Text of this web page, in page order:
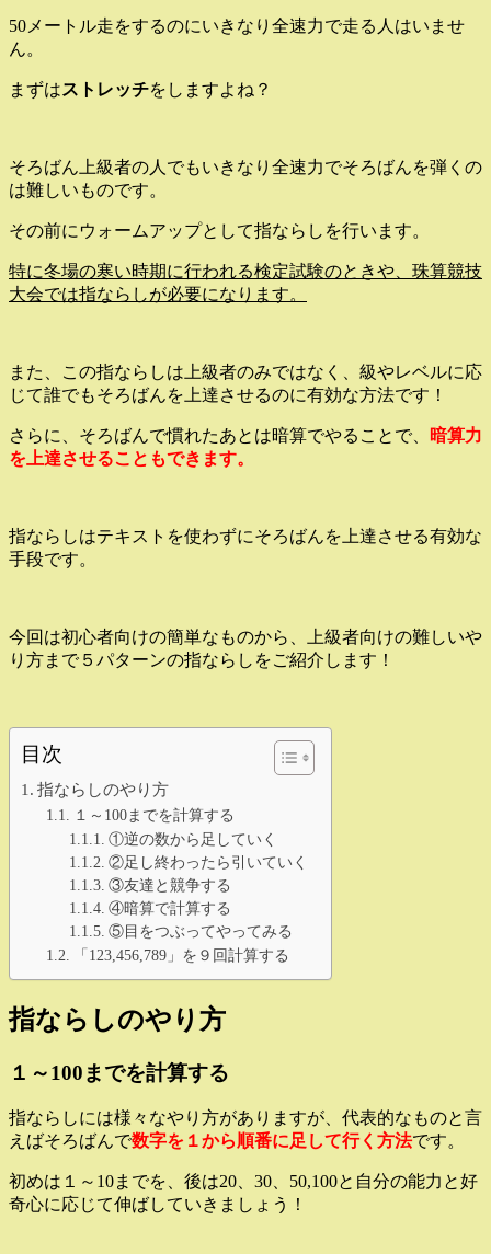
50メートル走をするのにいきなり全速力で走る人はいませ
ん。
まずはストレッチをしますよね？
そろばん上級者の人でもいきなり全速力でそろばんを弾くの
は難しいものです。
その前にウォームアップとして指ならしを行います。
特に冬場の寒い時期に行われる検定試験のときや、珠算競技
大会では指ならしが必要になります。
また、この指ならしは上級者のみではなく、級やレベルに応
じて誰でもそろばんを上達させるのに有効な方法です！
さらに、そろばんで慣れたあとは暗算でやることで、
暗算力
を上達させることもできます。
指ならしはテキストを使わずにそろばんを上達させる有効な
手段です。
今回は初心者向けの簡単なものから、上級者向けの難しいや
り方まで５パターンの指ならしをご紹介します！
目次
指ならしのやり方
１～100までを計算する
①逆の数から足していく
②足し終わったら引いていく
③友達と競争する
④暗算で計算する
⑤目をつぶってやってみる
「123,456,789」を９回計算する
指ならしのやり方
１～100までを計算する
指ならしには様々なやり方がありますが、代表的なものと言
えばそろばんで数字を１から順番に足して行く方法です。
初めは１～10までを、後は20、30、50,100と自分の能力と好
奇心に応じて伸ばしていきましょう！